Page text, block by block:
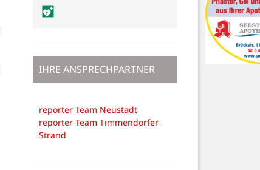
IHRE ANSPRECHPARTNER
reporter Team Neustadt
reporter Team Timmendorfer
Strand